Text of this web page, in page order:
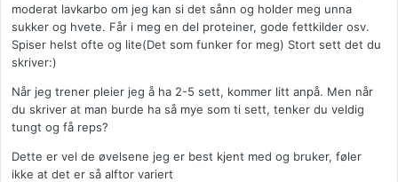
moderat lavkarbo om jeg kan si det sånn og holder meg unna
sukker og hvete. Får i meg en del proteiner, gode fettkilder osv.
Spiser helst ofte og lite(Det som funker for meg) Stort sett det du
skriver:)
Når jeg trener pleier jeg å ha 2-5 sett, kommer litt anpå. Men når
du skriver at man burde ha så mye som ti sett, tenker du veldig
tungt og få reps?
Dette er vel de øvelsene jeg er best kjent med og bruker, føler
ikke at det er så alftor variert